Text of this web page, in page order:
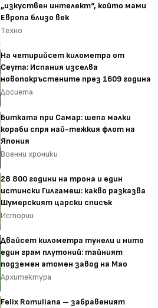
„изкуствен интелект“, който мами
Европа близо век
Техно
На четирийсет километра от
Сеута: Испания изселва
новопокръстените през 1609 година
Досиета
Битката при Самар: шепа малки
кораби спря най-тежкия флот на
Япония
Военни хроники
28 800 години на трона и един
истински Гилгамеш: какво разказва
Шумерският царски списък
Истории
Двайсет километра тунели и нито
един грам плутоний: тайният
подземен атомен завод на Мао
Архитектура
Felix Romuliana – забравеният